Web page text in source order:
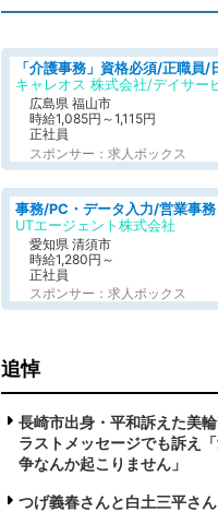
広島県 福山市
時給1,085円～1,115円
正社員
スポンサー：求人ボックス
UTエージェント株式会社
愛知県 清須市
時給1,280円～
正社員
スポンサー：求人ボックス
追悼
長崎市出身・平和訴えた美
ラストメッセージでも訴え
争なんか起こりません」
つげ義春さんと白土三平さ